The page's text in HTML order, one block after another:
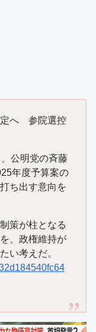
定へ 参院選控
公明党の斉藤
年度予算案の
ち出す意向を
策が柱となる
、政権維持が
い考えだ。